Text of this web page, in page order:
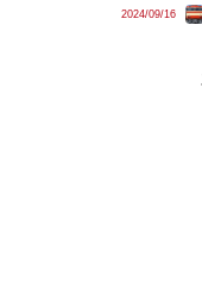
報告があり、9月14日に
2024/09/16